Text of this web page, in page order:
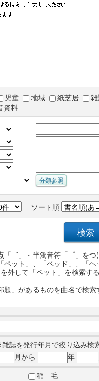
児童 地域 紙芝居
資料
ソート順
「゛」・半濁音符「゜」を
ペット」、「ベッド」、「
を外して「ペット」を検索
題」があるものを曲名で検
誌を発行年月で絞り込み検
月から 年
稲 毛